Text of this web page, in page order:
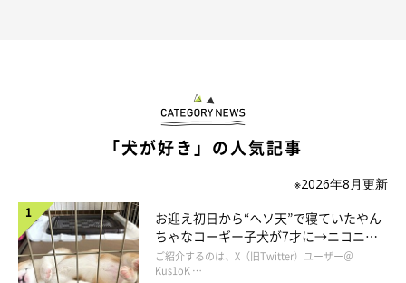
「犬が好き」の人気記事
※2026年8月更新
お迎え初日から“ヘソ天”で寝ていたやん
ちゃなコーギー子犬が7才に→ニコニ
コ“コーギースマイル”が魅力のコに成
長！
ご紹介するのは、X（旧Twitter）ユーザー＠
Kus1oK …